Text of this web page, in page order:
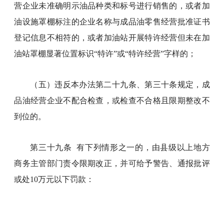
营企业未准确明示油品种类和标号进行销售的，或者加
油设施罩棚标注的企业名称与成品油零售经营批准证书
登记信息不相符的，或者加油站开展特许经营但未在加
油站罩棚显著位置标识“特许”或“特许经营”字样的；
（五）违反本办法第二十九条、第三十条规定，成
品油经营企业不配合检查，或检查不合格且限期整改不
到位的。
第三十九条 有下列情形之一的，由县级以上地方
商务主管部门责令限期改正，并可给予警告、通报批评
或处10万元以下罚款：